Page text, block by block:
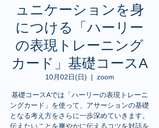
ュニケーションを身
につける「ハーリー
の表現トレーニング
カード」基礎コースA
10月02日(日)
  |
zoom
基礎コースAでは「ハーリーの表現トレーニ
ングカード」を使って、アサーションの基礎
となる考え方をさらに一歩深めていきます。
伝えたいことを爽やかに伝えるコツを対話を